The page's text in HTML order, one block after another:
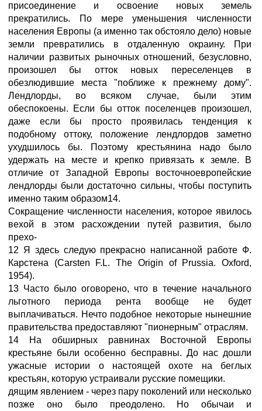
присоединение и освоение новых земель
прекратились. По мере уменьшения численности
населения Европы (а именно так обстояло дело) новые
земли превратились в отдаленную окраину. При
наличии развитых рыночных отношений, безусловно,
произошел бы отток новых переселенцев в
обезлюдившие места "поближе к прежнему дому".
Лендлорды, во всяком случае, были этим
обеспокоены. Если бы отток поселенцев произошел,
даже если бы просто проявилась тенденция к
подобному оттоку, положение лендлордов заметно
ухудшилось бы. Поэтому крестьянина надо было
удержать на месте и крепко привязать к земле. В
отличие от Западной Европы восточноевропейские
лендлорды были достаточно сильны, чтобы поступить
именно таким образом14.
Сокращение численности населения, которое явилось
вехой в этом расхождении путей развития, было
прехо-
12 Я здесь следую прекрасно написанной работе Ф.
Карстена (Carsten F.L. The Origin of Prussia. Oxford,
1954).
13 Часто было оговорено, что в течение начального
льготного периода рента вообще не будет
выплачиваться. Нечто подобное некоторые нынешние
правительства предоставляют "пионерным" отраслям.
14 На обширных равнинах Восточной Европы
крестьяне были особенно бесправны. До нас дошли
ужасные истории о настоящей охоте на беглых
крестьян, которую устраивали русские помещики.
дящим явлением - через пару поколений или несколько
позже оно было преодолено. Но обычаи и